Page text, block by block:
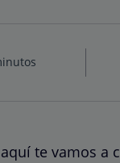
te vamos a